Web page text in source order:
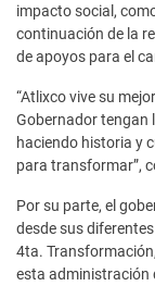
impacto social,
continuación de la
de apoyos para el
“Atlixco vive su
Gobernador tengan
haciendo historia y
para transformar”,
Por su parte, el
desde sus
4ta.
esta administración